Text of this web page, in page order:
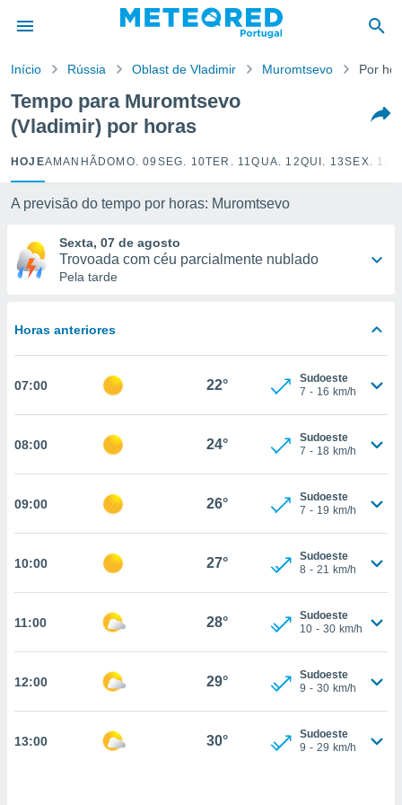
da
foi
para
fornecidas
a este
e
forma
digital
ou
a nossa
ao
todos os
no
um perfil
CONTINUAR
Início Rússia Oblast de Vladimir Muromtsevo Por
Tempo para Muromtsevo
(Vladimir) por horas
HOJEAMANHÃ DOMO. 09 SEG. 10TER. 11QUA. 12QUI. 13SEX. 14
A previsão do tempo por horas: Muromtsevo
Sexta, 07 de agosto
Trovoada com céu parcialmente nublado
Pela tarde
Horas anteriores
07:00 22°
Sudoeste
7 - 16 km/h
08:00 24°
Sudoeste
7 - 18 km/h
09:00 26°
Sudoeste
7 - 19 km/h
10:00 27°
Sudoeste
8 - 21 km/h
11:00 28°
Sudoeste
10 - 30 km/h
12:00 29°
Sudoeste
9 - 30 km/h
13:00 30°
Sudoeste
9 - 29 km/h